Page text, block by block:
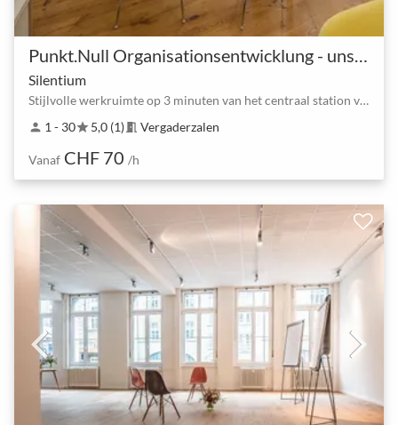
Silentium
Stijlvolle werkruimte op 3 minuten van het centraal station van Bern
person 1 - 30star5,0 (1) meeting_room Vergaderzalen
Vanaf CHF 70 /h